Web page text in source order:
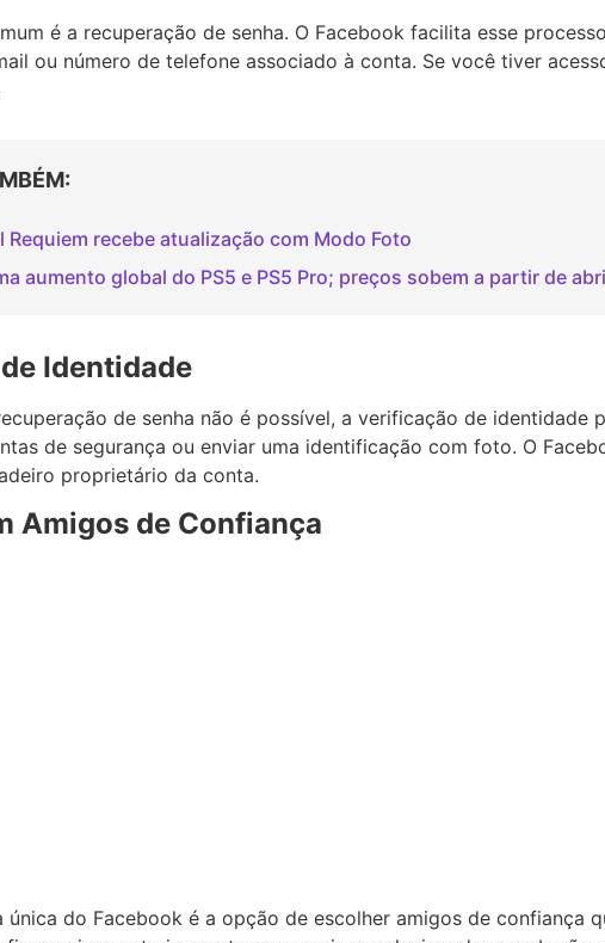
é a recuperação de senha. O Facebook facilita esse
ou número de telefone associado à conta. Se você tiver
Requiem recebe atualização com Modo Foto
aumento global do PS5 e PS5 Pro; preços sobem a partir de
Identidade
de senha não é possível, a verificação de identidade
de segurança ou enviar uma identificação com foto. O
proprietário da conta.
Amigos de Confiança
única do Facebook é a opção de escolher amigos de confiança